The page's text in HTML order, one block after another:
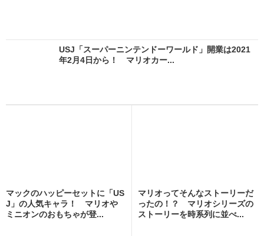
USJ「スーパーニンテンドーワールド」開業は2021
年2月4日から！ マリオカー...
マックのハッピーセットに「US
J」の人気キャラ！ マリオや
ミニオンのおもちゃが登...
マリオってそんなストーリーだ
ったの！？ マリオシリーズの
ストーリーを時系列に並べ...